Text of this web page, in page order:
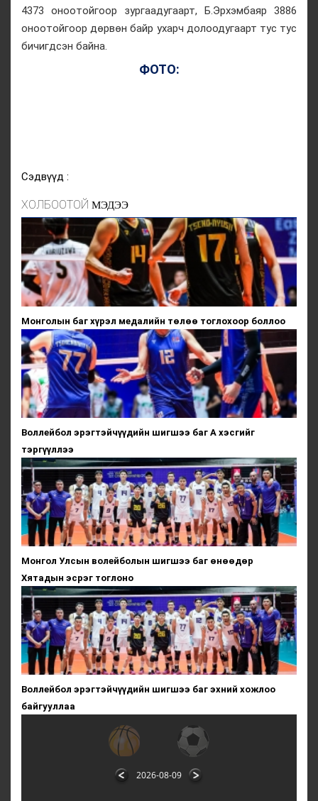
4373 оноотойгоор зургаадугаарт, Б.Эрхэмбаяр 3886
оноотойгоор дөрвөн байр ухарч долоодугаарт тус тус
бичигдсэн байна.
ФОТО:
Сэдвүүд :
ХОЛБООТОЙ МЭДЭЭ
Монголын баг хүрэл медалийн төлөө тоглохоор боллоо
Воллейбол эрэгтэйчүүдийн шигшээ баг А хэсгийг
тэргүүллээ
Монгол Улсын волейболын шигшээ баг өнөөдөр
Хятадын эсрэг тоглоно
Воллейбол эрэгтэйчүүдийн шигшээ баг эхний хожлоо
байгууллаа
2026-08-09